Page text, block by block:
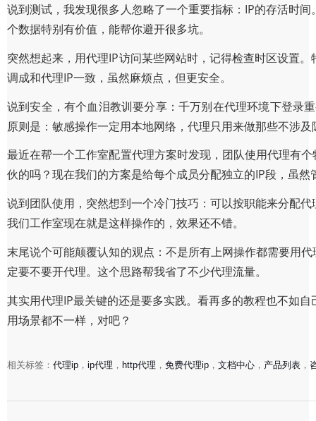
说到测试，我发现很多人忽略了一个重要指标：IP的存活时
个数据特别有价值，能帮你避开很多坑。
突然想起来，用代理IP访问某些网站时，记得检查时区设置
调成和代理IP一致，虽然麻烦点，但更安全。
说到安全，有个血泪教训要分享：千万别在代理环境下登录
原则是：敏感操作一定用本地网络，代理只用来做那些不涉及
最近在帮一个工作室配置代理方案时发现，团队使用代理有
伙的吗？现在我们的方案是给每个成员分配独立的IP段，虽
说到团队使用，突然想到一个冷门技巧：可以按职能来分配
我们工作室现在就是这样操作的，效果还不错。
末尾说个可能颠覆认知的观点：不是所有上网操作都需要用
定要不要开代理。这个思路帮我省了不少代理流量。
其实用代理IP最关键的还是要多实践。看再多的教程也不如
用场景都不一样，对吧？
相关标签： 代理ip ， ip代理 ， http代理 ， 免费代理ip ， 文档中心 ， 产品列表 ，